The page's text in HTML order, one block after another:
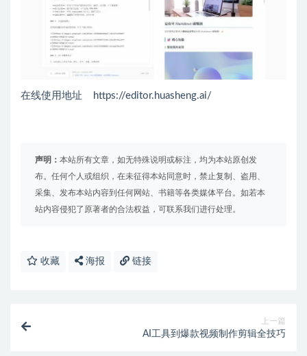
在线使用地址 https://editor.huasheng.ai/
声明： 本站所有文章，如无特殊说明或标注，均为本站原创发
布。任何个人或组织，在未征得本站同意时，禁止复制、盗用、
采集、发布本站内容到任何网站、书籍等各类媒体平台。如若本
站内容侵犯了原著者的合法权益，可联系我们进行处理。
收藏 海报 链接
上一篇
AI工具到爆款视频制作剪辑全技巧